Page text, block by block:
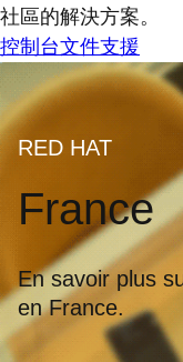
社區的解決方案。
控制台文件支援
RED HAT
France
En savoir plus
en France.